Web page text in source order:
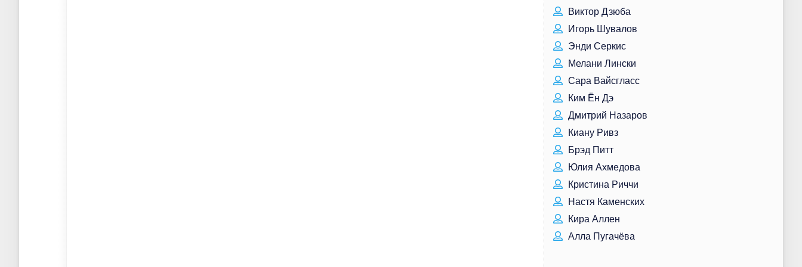
Виктор Дзюба
Игорь Шувалов
Энди Серкис
Мелани Лински
Сара Вайсгласс
Ким Ён Дэ
Дмитрий Назаров
Киану Ривз
Брэд Питт
Юлия Ахмедова
Кристина Риччи
Настя Каменских
Кира Аллен
Алла Пугачёва